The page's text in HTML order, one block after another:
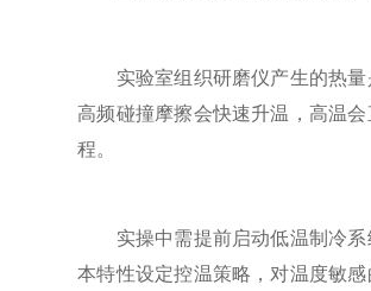
实验室组织研磨仪产生的热量
高频碰撞摩擦会快速升温，高温
程。
实操中需提前启动低温制冷系
本特性设定控温策略，对温度敏